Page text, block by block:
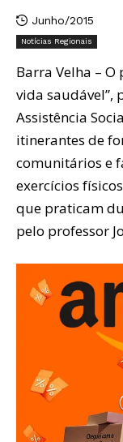
Junho/2015
Notícias Regionais
Barra Velha –
vida saudável”,
Assistência
itinerantes de
comunitários e
exercícios
que praticam
pelo professor